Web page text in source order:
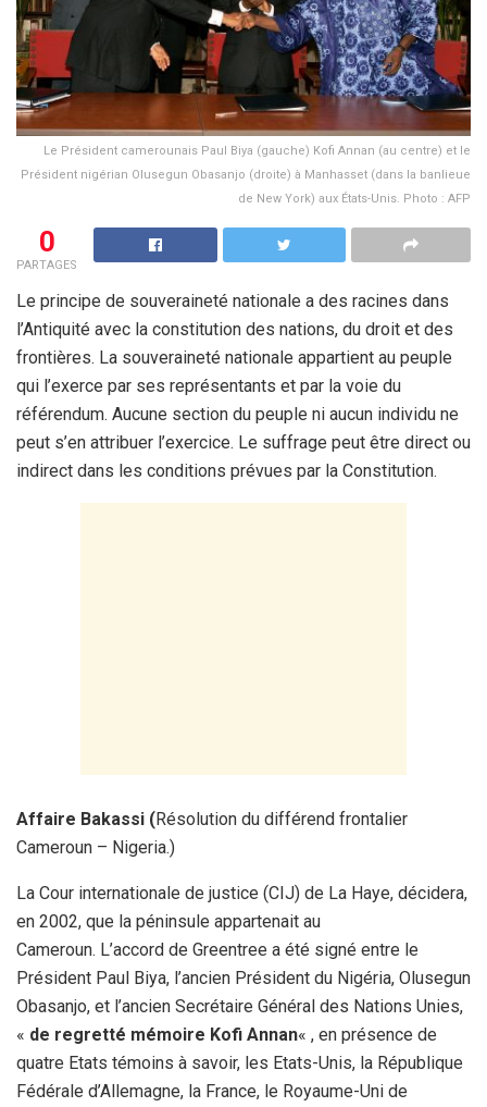
Le Président camerounais Paul Biya (gauche) Kofi Annan (au centre) et le
Président nigérian Olusegun Obasanjo (droite) à Manhasset (dans la banlieue
de New York) aux États-Unis. Photo : AFP
0
PARTAGES
Le principe de souveraineté nationale a des racines dans
l’Antiquité avec la constitution des nations, du droit et des
frontières. La souveraineté nationale appartient au peuple
qui l’exerce par ses représentants et par la voie du
référendum. Aucune section du peuple ni aucun individu ne
peut s’en attribuer l’exercice. Le suffrage peut être direct ou
indirect dans les conditions prévues par la Constitution.
Affaire Bakassi (Résolution du différend frontalier
Cameroun – Nigeria.)
La Cour internationale de justice (CIJ) de La Haye, décidera,
en 2002, que la péninsule appartenait au
Cameroun. L’accord de Greentree a été signé entre le
Président Paul Biya, l’ancien Président du Nigéria, Olusegun
Obasanjo, et l’ancien Secrétaire Général des Nations Unies,
« de regretté mémoire Kofi Annan« , en présence de
quatre Etats témoins à savoir, les Etats-Unis, la République
Fédérale d’Allemagne, la France, le Royaume-Uni de